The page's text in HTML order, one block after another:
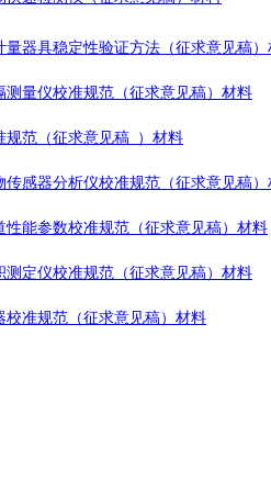
量器具稳定性验证方法（征求意见稿）
测量仪校准规范（征求意见稿）材料
规范（征求意见稿 ）材料
传感器分析仪校准规范（征求意见稿）
性能参数校准规范（征求意见稿）材料
测定仪校准规范（征求意见稿）材料
校准规范（征求意见稿）材料